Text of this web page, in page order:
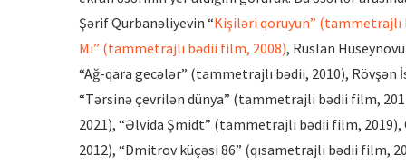
Şərif Qurbanəliyevin “Kişiləri qoruyun” (tammetrajlı
Mi” (tammetrajlı bədii film, 2008), Ruslan
“Ağ-qara gecələr” (tammetrajlı bədii, 2010),
“Tərsinə çevrilən dünya” (tammetrajlı bədii film,
2021), “Əlvida Şmidt” (tammetrajlı bədii film, 2019),
2012), “Dmitrov küçəsi 86” (qısametrajlı bədii